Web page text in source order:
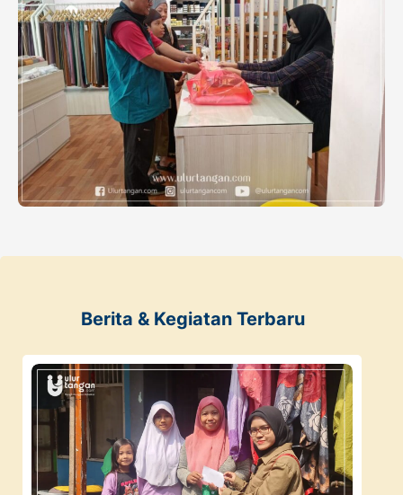
Berita & Kegiatan Terbaru